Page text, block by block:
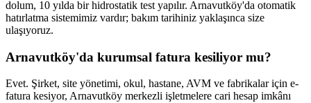
dolum, 10 yılda bir hidrostatik test yapılır. Arnavutköy'da otomatik
hatırlatma sistemimiz vardır; bakım tarihiniz yaklaşınca size
ulaşıyoruz.
Arnavutköy'da kurumsal fatura kesiliyor mu?
Evet. Şirket, site yönetimi, okul, hastane, AVM ve fabrikalar için e-
fatura kesiyor, Arnavutköy merkezli işletmelere cari hesap imkânı